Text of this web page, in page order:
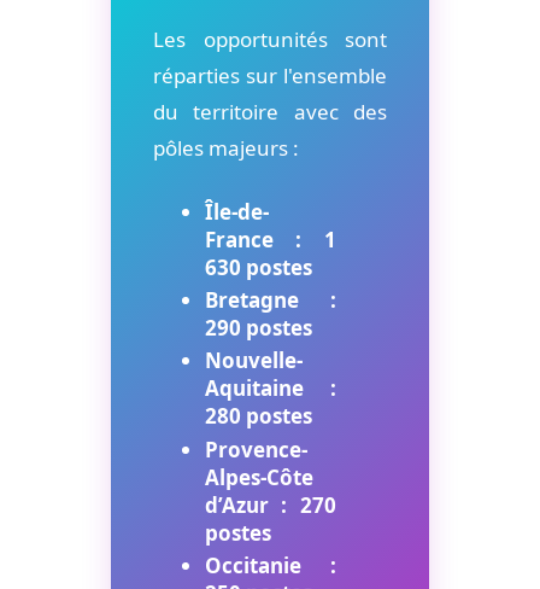
Les opportunités sont
réparties sur l'ensemble
du territoire avec des
pôles majeurs :
Île-de-
France : 1
630 postes
Bretagne :
290 postes
Nouvelle-
Aquitaine :
280 postes
Provence-
Alpes-Côte
d’Azur : 270
postes
Occitanie :